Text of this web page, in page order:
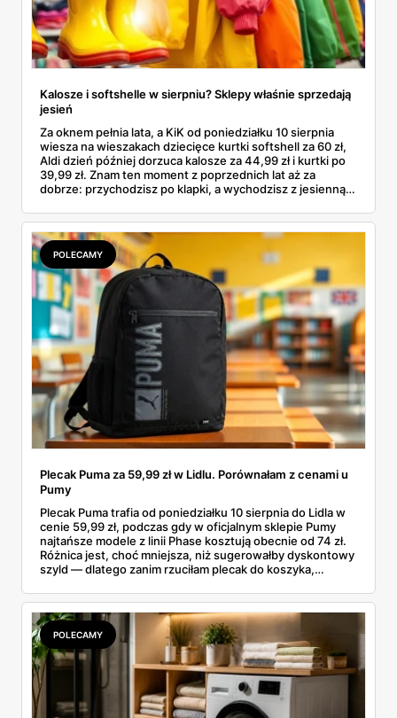
Kalosze i softshelle w sierpniu? Sklepy właśnie sprzedają
jesień
Za oknem pełnia lata, a KiK od poniedziałku 10 sierpnia
wiesza na wieszakach dziecięce kurtki softshell za 60 zł,
Aldi dzień później dorzuca kalosze za 44,99 zł i kurtki po
39,99 zł. Znam ten moment z poprzednich lat aż za
dobrze: przychodzisz po klapki, a wychodzisz z jesienną
pojawi się w gazetkach w przyszłym tygodniu i czy jest
sens kupować jesień, zanim skończą się wakacje.
POLECAMY
Plecak Puma za 59,99 zł w Lidlu. Porównałam z cenami u
Pumy
Plecak Puma trafia od poniedziałku 10 sierpnia do Lidla w
cenie 59,99 zł, podczas gdy w oficjalnym sklepie Pumy
najtańsze modele z linii Phase kosztują obecnie od 74 zł.
Różnica jest, choć mniejsza, niż sugerowałby dyskontowy
szyld — dlatego zanim rzuciłam plecak do koszyka,
rozpiska: co dokładnie sprzedaje Lidl, ile kosztują
odpowiedniki u producenta i komu ten zakup naprawdę
się opłaci.
POLECAMY